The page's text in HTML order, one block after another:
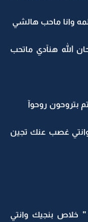
وانا ماحب هالشي
الله هنآدي ماتحب
بتروحون روحوآ
وانتي غصب عنك تجين
خلاص بنجيك وانتي